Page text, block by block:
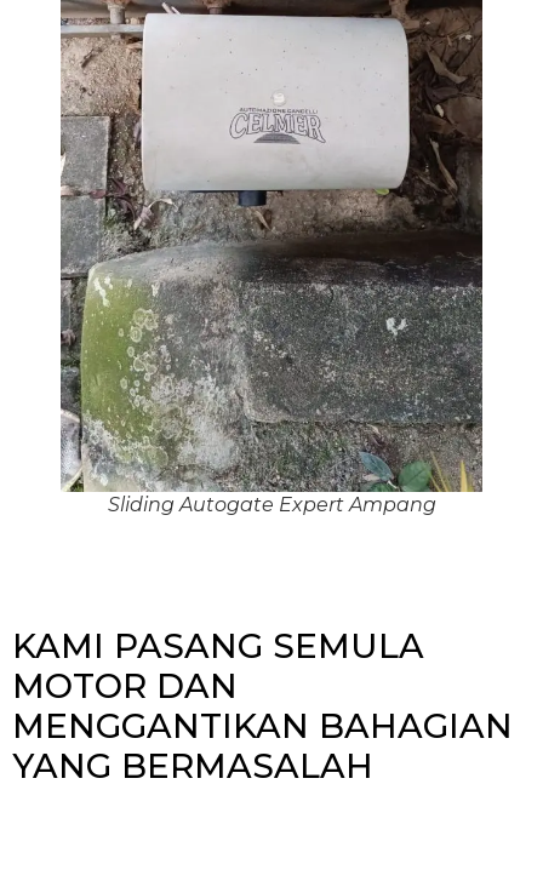
Sliding Autogate Expert Ampang
KAMI PASANG SEMULA
MOTOR DAN
MENGGANTIKAN BAHAGIAN
YANG BERMASALAH